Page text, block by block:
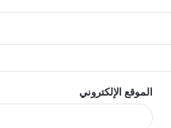
الموقع الإلكتروني